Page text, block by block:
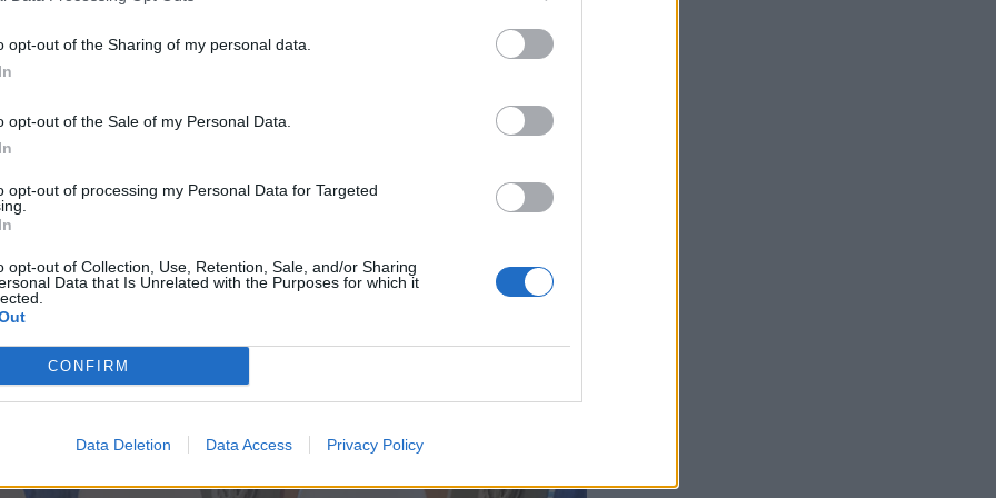
opt-out of the Sharing of my personal data.
opt-out of the Sale of my Personal Data.
opt-out of processing my Personal Data for Targeted
opt-out of Collection, Use, Retention, Sale, and/or Sharing
Data that Is Unrelated with the Purposes for which it
CONFIRM
Data Deletion Data Access Privacy Policy
lepo aranžiramo. Na željo stranke vse izdelke tudi
stranka, ki se rada vrača,"
pravijo v cvetličarni in